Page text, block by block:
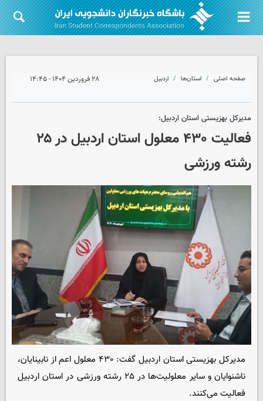
صفحه اصلی استان‌ها اردبیل ۲۸ فروردین ۱۴۰۴ - ۱۴:۴۵
مدیرکل بهزیستی استان اردبیل:
فعالیت ۴۳۰ معلول استان اردبیل در ۲۵
رشته ورزشی
مدیرکل بهزیستی استان اردبیل گفت: ۴۳۰ معلول اعم از نابینایان،
ناشنوایان و سایر معلولیت‌ها در ۲۵ رشته ورزشی در استان اردبیل
فعالیت می‌کنند.